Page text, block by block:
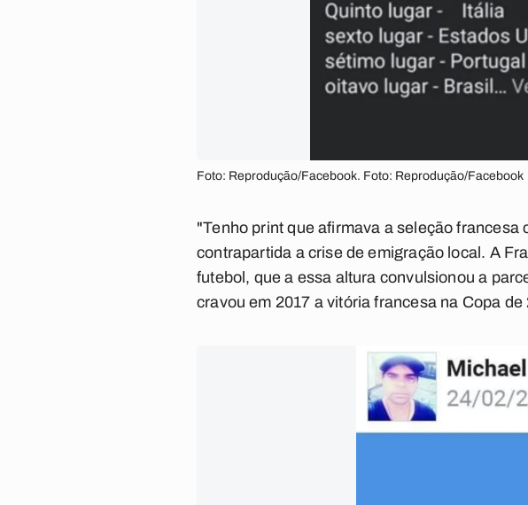
Foto: Reprodução/Facebook. Foto: Reprodução/Facebook
"Tenho print que afirmava a seleção
contrapartida a crise de emigração local. A
futebol, que a essa altura convulsionou a
cravou em 2017 a vitória francesa na Copa de